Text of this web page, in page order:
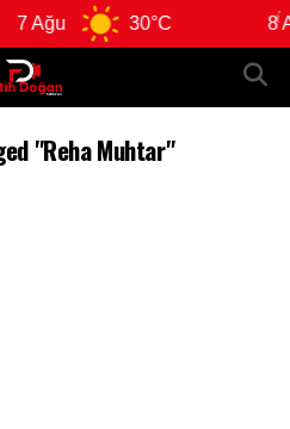
7 Ağu 30°C 8
"Reha Muhtar"